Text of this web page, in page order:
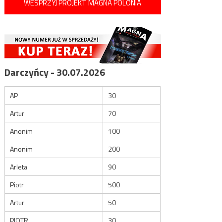
WESPRZYJ PROJEKT MAGNA POLONIA
Darczyńcy - 30.07.2026
AP
30
Artur
70
Anonim
100
Anonim
200
Arleta
90
Piotr
500
Artur
50